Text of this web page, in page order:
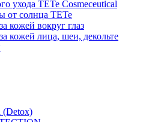
ухода TETe Cosmeceutical
от солнца TETe
кожей вокруг глаз
кожей лица, шеи, декольте
(Detox)